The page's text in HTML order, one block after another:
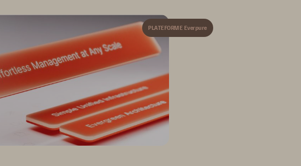
PLATEFORME Everpure